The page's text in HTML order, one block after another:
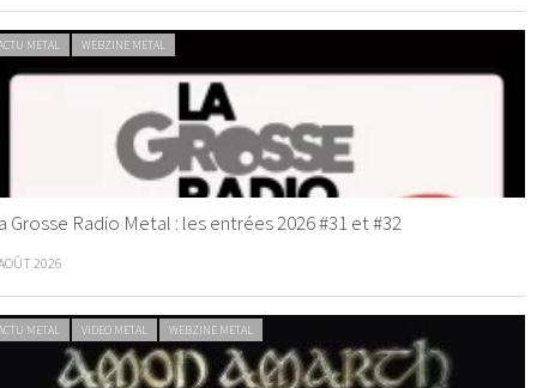
METAL WEBZINE METAL
Grosse Radio Metal : les entrées 2026 #31 et #32
2026
METAL VIDEO METAL WEBZINE METAL